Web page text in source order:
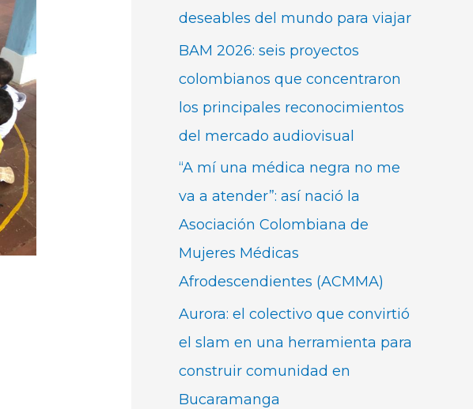
deseables del mundo para viajar
BAM 2026: seis proyectos
colombianos que concentraron
los principales reconocimientos
del mercado audiovisual
“A mí una médica negra no me
va a atender”: así nació la
Asociación Colombiana de
Mujeres Médicas
Afrodescendientes (ACMMA)
Aurora: el colectivo que convirtió
el slam en una herramienta para
construir comunidad en
Bucaramanga